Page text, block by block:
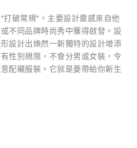
打破常規”。主要設計靈感來自他
不同品牌時尚秀中獲得啟發。設
設計出煥然一新獨特的設計增添
性別規限，不會分男或女裝，令
配襯服裝。它就是要帶給你新生